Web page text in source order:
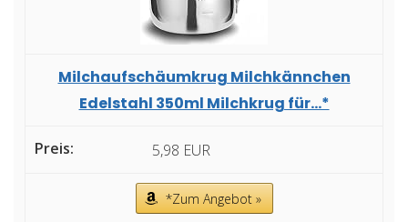
Milchaufschäumkrug Milchkännchen
Edelstahl 350ml Milchkrug für...*
5,98 EUR
*Zum Angebot »